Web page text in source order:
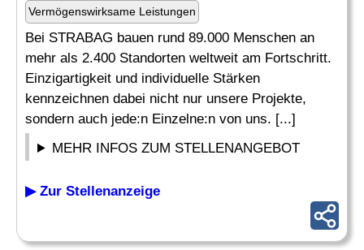
Vermögenswirksame Leistungen
Bei STRABAG bauen rund 89.000 Menschen an
mehr als 2.400 Standorten weltweit am Fortschritt.
Einzigartigkeit und individuelle Stärken
kennzeichnen dabei nicht nur unsere Projekte,
sondern auch jede:n Einzelne:n von uns. [...]
MEHR INFOS ZUM STELLENANGEBOT
▶ Zur Stellenanzeige